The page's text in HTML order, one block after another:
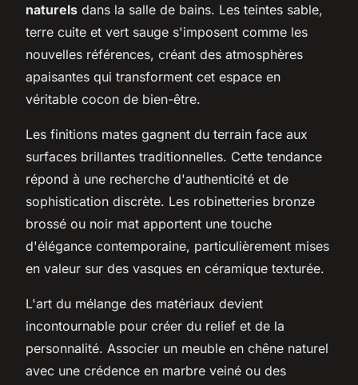
naturels dans la salle de bains. Les teintes sable,
terre cuite et vert sauge s'imposent comme les
nouvelles références, créant des atmosphères
apaisantes qui transforment cet espace en
véritable cocon de bien-être.
Les finitions mates gagnent du terrain face aux
surfaces brillantes traditionnelles. Cette tendance
répond à une recherche d'authenticité et de
sophistication discrète. Les robinetteries bronze
brossé ou noir mat apportent une touche
d'élégance contemporaine, particulièrement mises
en valeur sur des vasques en céramique texturée.
L'art du mélange des matériaux devient
incontournable pour créer du relief et de la
personnalité. Associer un meuble en chêne naturel
avec une crédence en marbre veiné ou des